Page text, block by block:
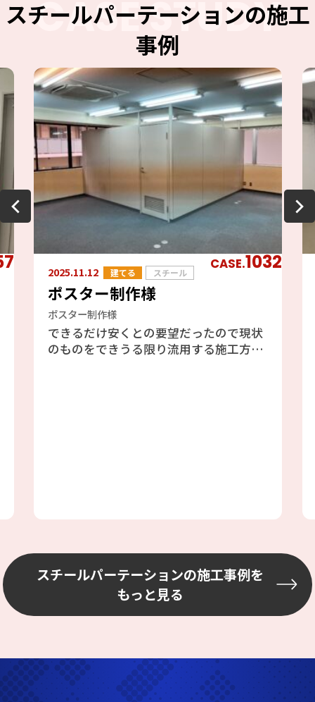
CASE STUDY
スチールパーテーションの施工
事例
CASE.1032
2025.11.12 建てる スチール
ポスター制作様
ポスター制作様
できるだけ安くとの要望だったので現状
のものをできうる限り流用する施工方法
スチールパーテーションの施工事例を
もっと見る